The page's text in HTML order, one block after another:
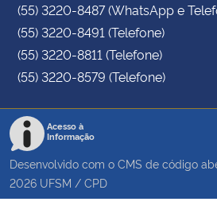
(55) 3220-8487 (WhatsApp e
(55) 3220-8491 (Telefone)
(55) 3220-8811 (Telefone)
(55) 3220-8579 (Telefone)
Acesso à
Informação
Desenvolvido com o CMS de código
2026 UFSM / CPD